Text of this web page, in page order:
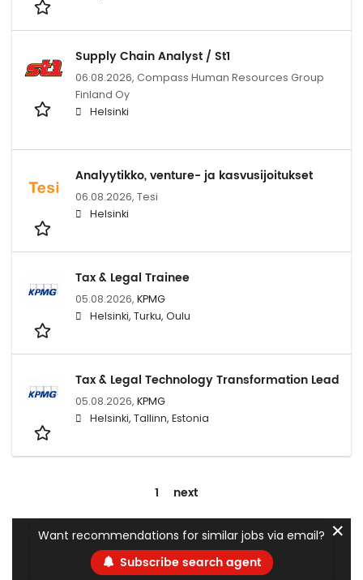
Supply Chain Analyst / St1
06.08.2026, Compass Human Resources Group
Finland Oy
Helsinki
Analyytikko, venture- ja kasvusijoitukset
06.08.2026, Tesi
Helsinki
Tax & Legal Trainee
05.08.2026, KPMG
Helsinki, Turku, Oulu
Tax & Legal Technology Transformation Lead
05.08.2026, KPMG
Helsinki, Tallinn, Estonia
1 next
Want recommendations for similar jobs via email?
Subscribe search agent
✕